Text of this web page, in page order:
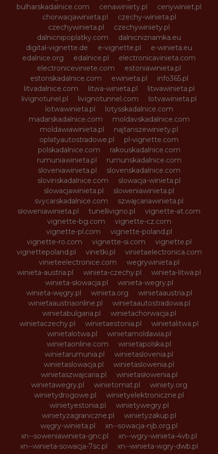
bulharskadalnice.com
cenawiniety.pl
cenywiniet.pl
chorwacjawinieta.pl
czechy-winieta.pl
czechywinieta.pl
czechywiniety.pl
dalnicnipoplatky.com
dalnicniznamka.eu
digital-vignette.de
e-vignette.pl
e-winieta.eu
edalnice.org
edalnice.pl
electronicavinieta.com
electroniceviniete.com
estoniawinieta.pl
estonskadalnice.com
ewinieta.pl
info365.pl
litvadalnice.com
litwa-winieta.pl
litwawinieta.pl
livignotunel.pl
livignotunnel.com
lotvawinieta.pl
lotwawinieta.pl
lotysskadalnice.com
madarskadalnice.com
moldavskadalnice.com
moldawiawinieta.pl
najtanszewiniety.pl
oplatyautostradowe.pl
pl-vignette.com
polskadalnice.com
rakouskadalnice.com
rumuniawinieta.pl
rumunskadalnice.com
sloveniawinieta.pl
slovenskadalnice.com
slovinskadalnice.com
slowacja-winieta.pl
slowacjawinieta.pl
sloweniawinieta.pl
svycarskadalnice.com
szwajcariawinieta.pl
słoweniawinieta.pl
tunellivigno.pl
vignette-at.com
vignette-bg.com
vignette-cz.com
vignette-pl.com
vignette-poland.pl
vignette-ro.com
vignette-si.com
vignette.pl
vignettepoland.pl
vinetki.pl
vinietaelectronica.com
vinieteelectronice.com
wegrywinieta.pl
winieta-austria.pl
winieta-czechy.pl
winieta-litwa.pl
winieta-słowacja.pl
winieta-wegry.pl
winieta-węgry.pl
winieta.org
winietaaustria.pl
winietaaustriaonline.pl
winietaautostradowa.pl
winietabulgaria.pl
winietachorwacja.pl
winietaczechy.pl
winietaestonia.pl
winietalitwa.pl
winietalotwa.pl
winietamoldawia.pl
winietaonline.com
winietapolska.pl
winietarumunia.pl
winietaslovenia.pl
winietaslowacja.pl
winietaslowenia.pl
winietaszwajcaria.pl
winietasłowenia.pl
winietawegry.pl
winietomat.pl
winiety.org
winietydrogowe.pl
winietyelektroniczne.pl
winietyestonia.pl
winietywegry.pl
winietyzagraniczne.pl
winietyzakup.pl
węgry-winieta.pl
xn--sowacja-njb.org.pl
xn--soweniawinieta-gnc.pl
xn--wgry-winieta-4vb.pl
xn--winieta-sowacja-7sc.pl
xn--winieta-wgry-dwb.pl